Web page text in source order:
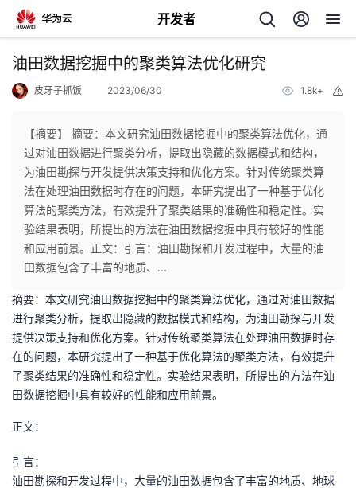
开发者
返
个
人
主
页
我
的
开
发
者
我
的
我
油田数据挖掘中的聚类算法优化研究
皮牙子抓饭 2023/06/30 1.8k+
【摘要】 摘要：本文研究油田数据挖掘中的聚类算法优化，通
过对油田数据进行聚类分析，提取出隐藏的数据模式和结构，
为油田勘探与开发提供决策支持和优化方案。针对传统聚类算
法在处理油田数据时存在的问题，本研究提出了一种基于优化
算法的聚类方法，有效提升了聚类结果的准确性和稳定性。实
验结果表明，所提出的方法在油田数据挖掘中具有较好的性能
和应用前景。正文：引言：油田勘探和开发过程中，大量的油
田数据包含了丰富的地质、...
摘要：本文研究油田数据挖掘中的聚类算法优化，通过对油田数据
进行聚类分析，提取出隐藏的数据模式和结构，为油田勘探与开发
提供决策支持和优化方案。针对传统聚类算法在处理油田数据时存
在的问题，本研究提出了一种基于优化算法的聚类方法，有效提升
了聚类结果的准确性和稳定性。实验结果表明，所提出的方法在油
田数据挖掘中具有较好的性能和应用前景。
正文：
引言：
油田勘探和开发过程中，大量的油田数据包含了丰富的地质、地球